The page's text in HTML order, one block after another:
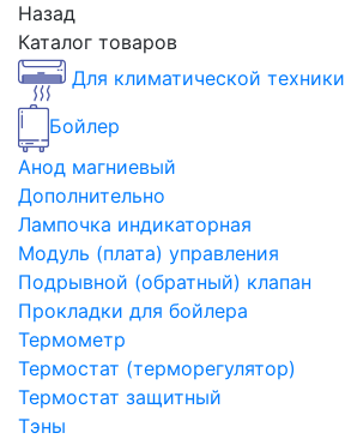
Назад
Каталог товаров
Для климатической техники
Бойлер
Анод магниевый
Дополнительно
Лампочка индикаторная
Модуль (плата) управления
Подрывной (обратный) клапан
Прокладки для бойлера
Термометр
Термостат (терморегулятор)
Термостат защитный
Тэны